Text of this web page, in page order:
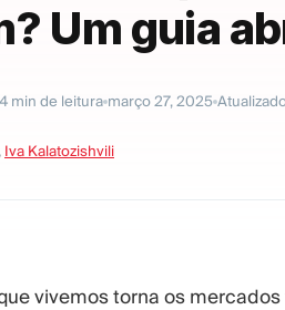
Um guia
min de leitura março 27, 2025
, Iva Kalatozishvili
vivemos torna os